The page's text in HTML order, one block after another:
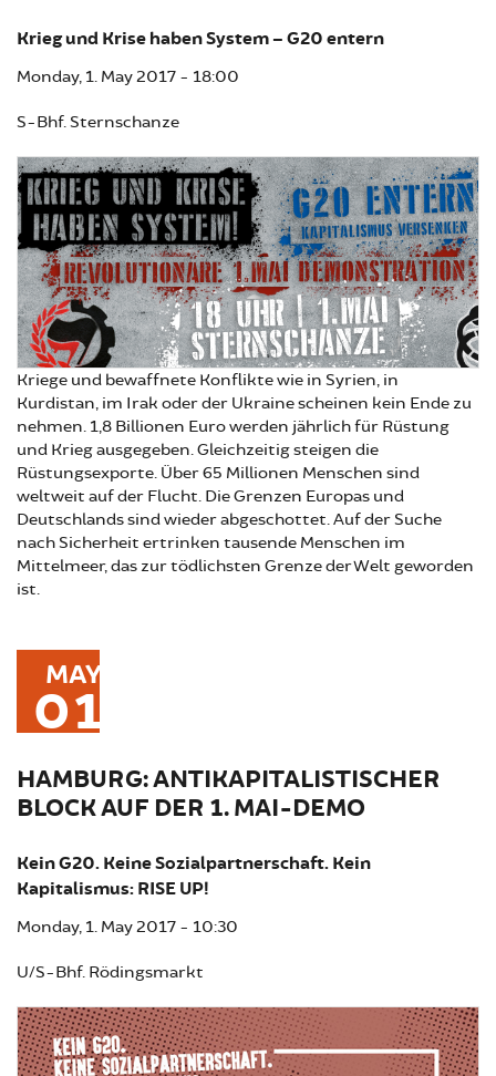
Krieg und Krise haben System – G20 entern
Monday, 1. May 2017 - 18:00
S-Bhf. Sternschanze
Kriege und bewaffnete Konflikte wie in Syrien, in
Kurdistan, im Irak oder der Ukraine scheinen kein Ende zu
nehmen. 1,8 Billionen Euro werden jährlich für Rüstung
und Krieg ausgegeben. Gleichzeitig steigen die
Rüstungsexporte. Über 65 Millionen Menschen sind
weltweit auf der Flucht. Die Grenzen Europas und
Deutschlands sind wieder abgeschottet. Auf der Suche
nach Sicherheit ertrinken tausende Menschen im
Mittelmeer, das zur tödlichsten Grenze der Welt geworden
ist.
MAY
01
HAMBURG: ANTIKAPITALISTISCHER
BLOCK AUF DER 1. MAI-DEMO
Kein G20. Keine Sozialpartnerschaft. Kein
Kapitalismus: RISE UP!
Monday, 1. May 2017 - 10:30
U/S-Bhf. Rödingsmarkt